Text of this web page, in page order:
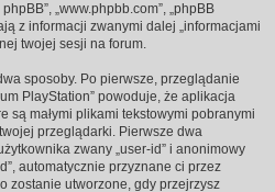
„www.phpbb.com”, „phpBB
z informacji zwanymi dalej „informacjami
twojej sesji na forum.
sposoby. Po pierwsze, przeglądanie
PlayStation” powoduje, że aplikacja
są małymi plikami tekstowymi pobranymi
przeglądarki. Pierwsze dwa
zwany „user-id” i anonimowy
automatycznie przyznane ci przez
zostanie utworzone, gdy przejrzysz